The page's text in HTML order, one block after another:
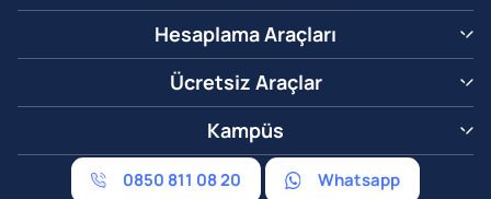
Hesaplama Araçları
Ücretsiz Araçlar
Kampüs
0850 811 08 20 Whatsapp